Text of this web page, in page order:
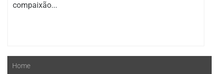
compaixão...
Home